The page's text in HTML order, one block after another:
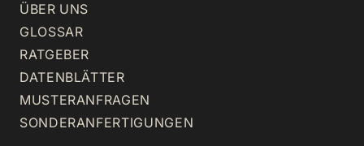
ÜBER UNS
GLOSSAR
RATGEBER
DATENBLÄTTER
MUSTERANFRAGEN
SONDERANFERTIGUNGEN